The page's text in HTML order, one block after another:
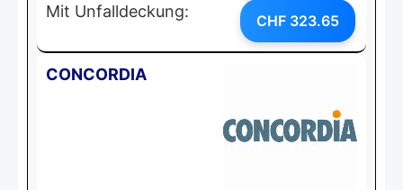
Mit Unfalldeckung: CHF 323.65
CONCORDIA